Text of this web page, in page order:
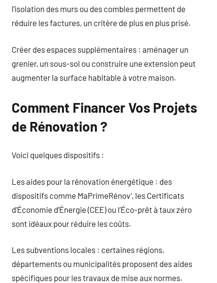
l’isolation des murs ou des combles permettent de
réduire les factures, un critère de plus en plus prisé.
Créer des espaces supplémentaires : aménager un
grenier, un sous-sol ou construire une extension peut
augmenter la surface habitable à votre maison.
Comment Financer Vos Projets
de Rénovation ?
Voici quelques dispositifs :
Les aides pour la rénovation énergétique : des
dispositifs comme MaPrimeRénov’, les Certificats
d’Économie d’Énergie (CEE) ou l’Éco-prêt à taux zéro
sont idéaux pour réduire les coûts.
Les subventions locales : certaines régions,
départements ou municipalités proposent des aides
spécifiques pour les travaux de mise aux normes.